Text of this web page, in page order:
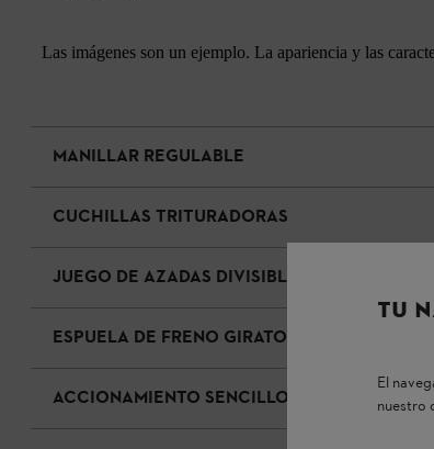
Las imágenes son un ejemplo. La apariencia y las
MANILLAR REGULABLE
CUCHILLAS TRITURADORAS
JUEGO DE AZADAS DIVISIBLE
ESPUELA DE FRENO GIRATORIO
ACCIONAMIENTO SENCILLO DEL
TU
El
nuestro